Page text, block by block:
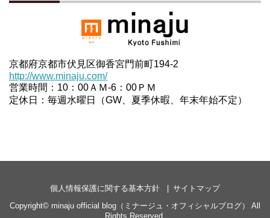
京都府京都市伏見区御香宮門前町194-2
http://www.minaju.com/
営業時間：10：00ＡＭ-6：00ＰＭ
定休日：毎週水曜日（GW、夏季休暇、年末年始不定）
個人情報保護に関する基本方針
サイトマップ
Copyright© minaju official blog（ミナージュ・オフィシャルブログ）
All
Rights Reserved.